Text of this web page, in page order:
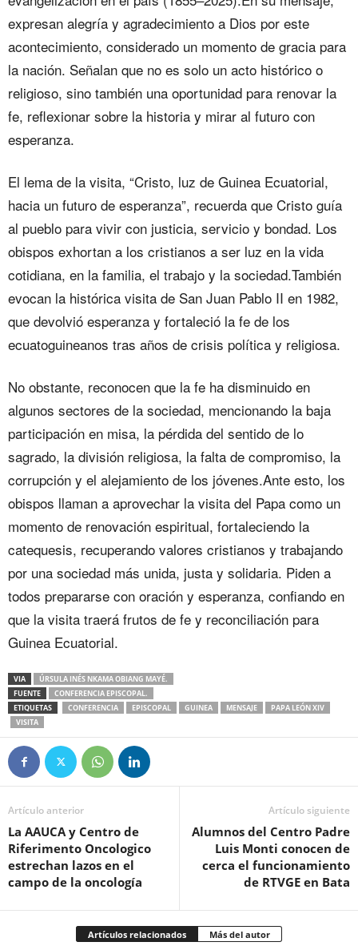
expresan alegría y agradecimiento a Dios por este
acontecimiento, considerado un momento de gracia para
la nación. Señalan que no es solo un acto histórico o
religioso, sino también una oportunidad para renovar la
fe, reflexionar sobre la historia y mirar al futuro con
esperanza.
El lema de la visita, “Cristo, luz de Guinea Ecuatorial,
hacia un futuro de esperanza”, recuerda que Cristo guía
al pueblo para vivir con justicia, servicio y bondad. Los
obispos exhortan a los cristianos a ser luz en la vida
cotidiana, en la familia, el trabajo y la sociedad.También
evocan la histórica visita de San Juan Pablo II en 1982,
que devolvió esperanza y fortaleció la fe de los
ecuatoguineanos tras años de crisis política y religiosa.
No obstante, reconocen que la fe ha disminuido en
algunos sectores de la sociedad, mencionando la baja
participación en misa, la pérdida del sentido de lo
sagrado, la división religiosa, la falta de compromiso, la
corrupción y el alejamiento de los jóvenes.Ante esto, los
obispos llaman a aprovechar la visita del Papa como un
momento de renovación espiritual, fortaleciendo la
catequesis, recuperando valores cristianos y trabajando
por una sociedad más unida, justa y solidaria. Piden a
todos prepararse con oración y esperanza, confiando en
que la visita traerá frutos de fe y reconciliación para
Guinea Ecuatorial.
VIA
ÚRSULA INÉS NKAMA OBIANG MAYÉ.
FUENTE
CONFERENCIA EPISCOPAL.
ETIQUETAS
CONFERENCIA EPISCOPAL GUINEA MENSAJE
PAPA LEÓN XIV
VISITA
Artículo anterior
La AAUCA y Centro de
Riferimento Oncologico
estrechan lazos en el
campo de la oncología
Artículo siguiente
Alumnos del Centro Padre
Luis Monti conocen de
cerca el funcionamiento
de RTVGE en Bata
Artículos relacionados Más del autor